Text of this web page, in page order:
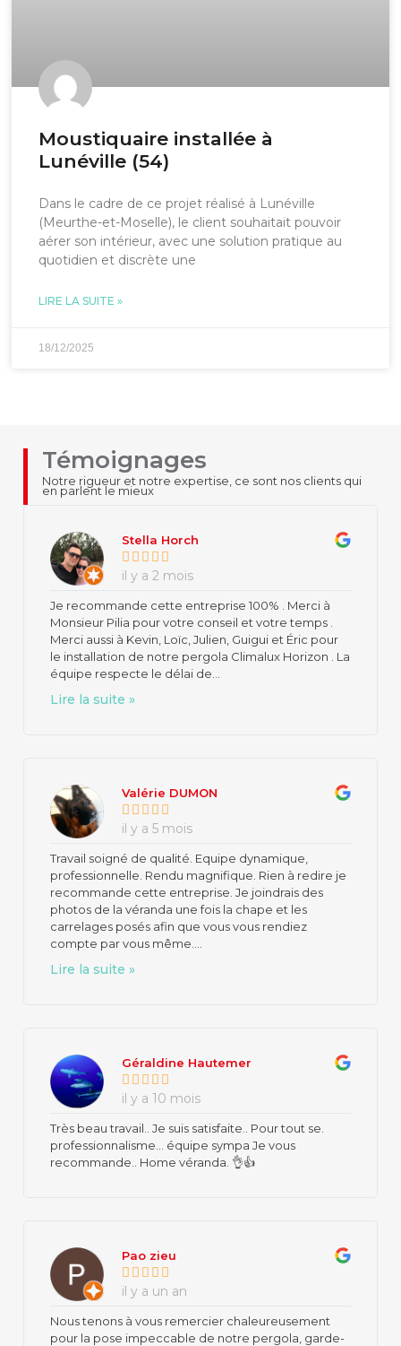
Moustiquaire installée à
Lunéville (54)
Dans le cadre de ce projet réalisé à Lunéville
(Meurthe-et-Moselle), le client souhaitait pouvoir
aérer son intérieur, avec une solution pratique au
quotidien et discrète une
LIRE LA SUITE »
18/12/2025
Témoignages
Notre rigueur et notre expertise, ce sont nos clients qui
en parlent le mieux
Stella Horch
il y a 2 mois
Je recommande cette entreprise 100% . Merci à
Monsieur Pilia pour votre conseil et votre temps .
Merci aussi à Kevin, Loïc, Julien, Guigui et Éric pour
le installation de notre pergola Climalux Horizon . La
équipe respecte le délai de...
Lire la suite »
Valérie DUMON
il y a 5 mois
Travail soigné de qualité. Equipe dynamique,
professionnelle. Rendu magnifique. Rien à redire je
recommande cette entreprise. Je joindrais des
photos de la véranda une fois la chape et les
carrelages posés afin que vous vous rendiez
compte par vous même....
Lire la suite »
Géraldine Hautemer
il y a 10 mois
Très beau travail.. Je suis satisfaite.. Pour tout se.
professionnalisme... équipe sympa Je vous
recommande.. Home véranda. 👌👍
Pao zieu
il y a un an
Nous tenons à vous remercier chaleureusement
pour la pose impeccable de notre pergola, garde-